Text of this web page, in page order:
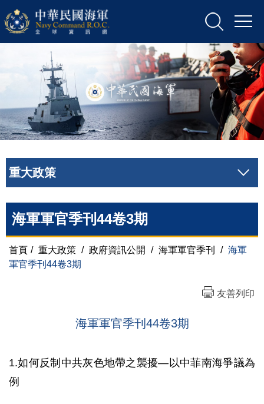
重大政策
海軍軍官季刊44卷3期
首頁 / 重大政策 / 政府資訊公開 / 海軍軍官季刊 / 海軍
軍官季刊44卷3期
友善列印
海軍軍官季刊44卷3期
1.如何反制中共灰色地帶之襲擾—以中菲南海爭議為
例